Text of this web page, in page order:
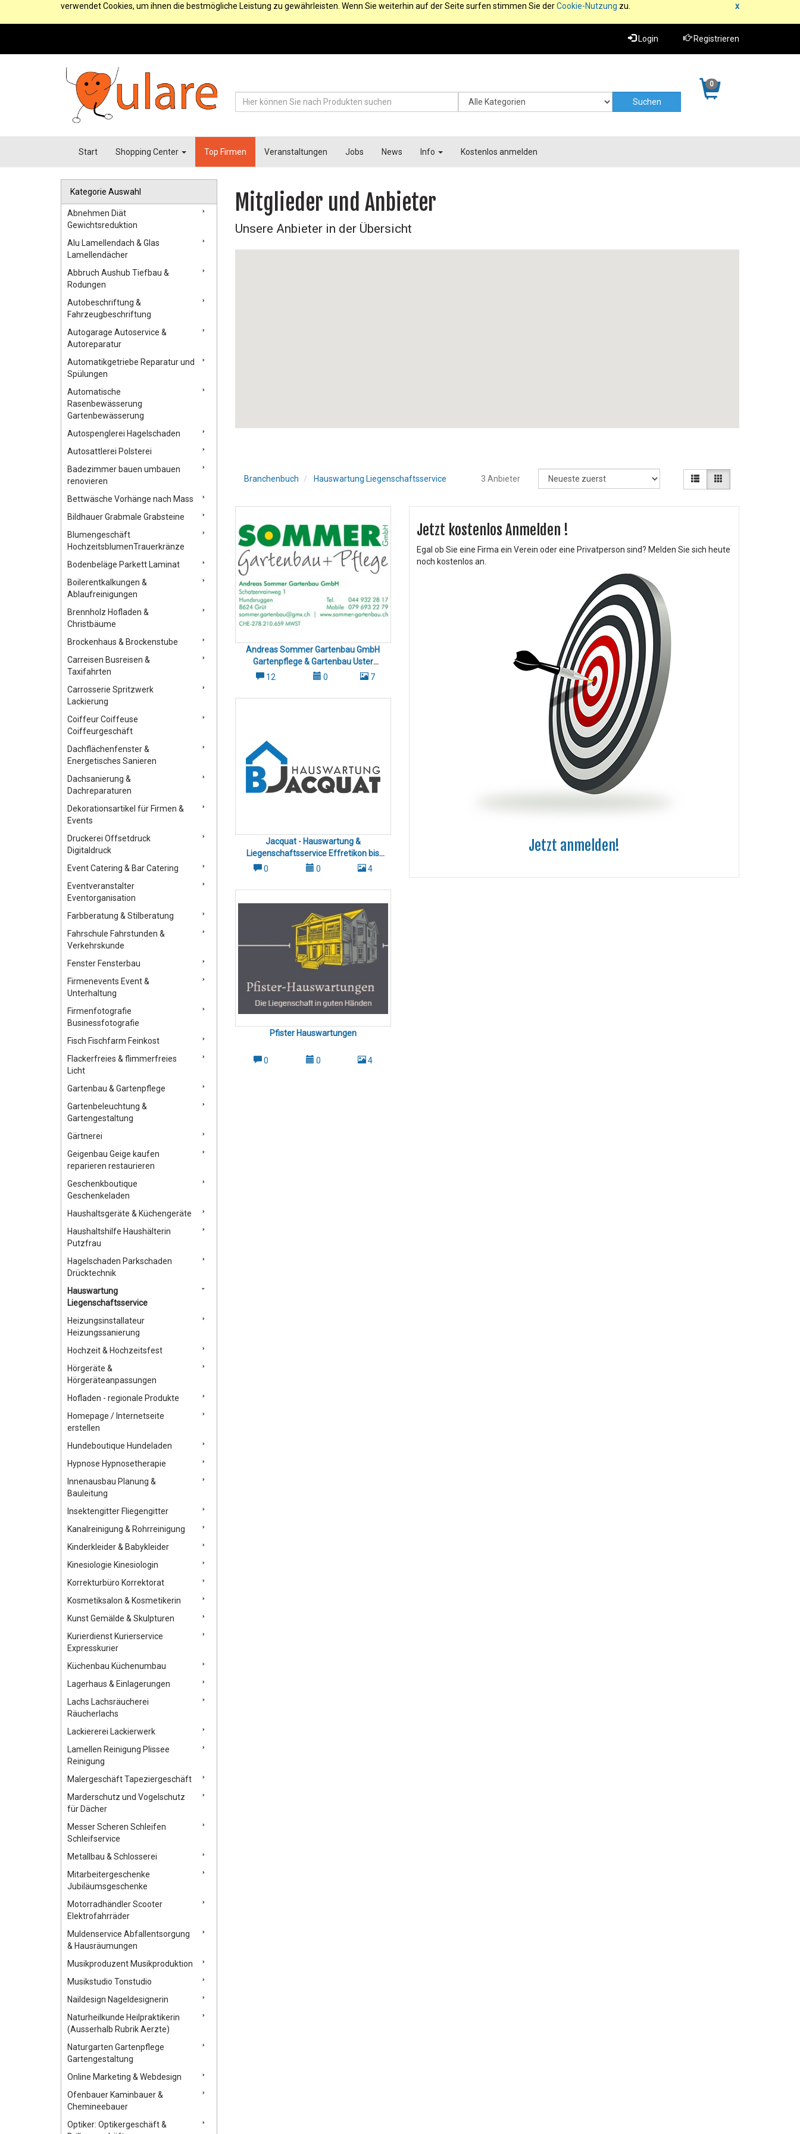
x
verwendet Cookies, um ihnen die bestmögliche Leistung zu gewährleisten. Wenn Sie weiterhin auf der Seite surfen stimmen Sie derCookie-Nutzung zu.
Login Registrieren
0
Start Shopping Center Top Firmen Veranstaltungen Jobs News Info Kostenlos anmelden
Mitglieder und Anbieter
Unsere Anbieter in der Übersicht
Branchenbuch Hauswartung Liegenschaftsservice 3 Anbieter
Jetzt kostenlos Anmelden !
Egal ob Sie eine Firma ein Verein oder eine Privatperson sind? Melden Sie sich heute
noch kostenlos an.
Jetzt anmelden!
Andreas Sommer Gartenbau GmbH
Gartenpflege & Gartenbau Uster
Wetzikon Gossau
12 0 7
Jacquat - Hauswartung &
Liegenschaftsservice Effretikon bis
Zürichsee und Mönchaltorf bis
0 0 4
Pfister Hauswartungen
0 0 4
Kategorie Auswahl
Abnehmen Diät
Gewichtsreduktion
Alu Lamellendach & Glas
Lamellendächer
Abbruch Aushub Tiefbau &
Rodungen
Autobeschriftung &
Fahrzeugbeschriftung
Autogarage Autoservice &
Autoreparatur
Automatikgetriebe Reparatur und
Spülungen
Automatische
Rasenbewässerung
Gartenbewässerung
Autospenglerei Hagelschaden
Autosattlerei Polsterei
Badezimmer bauen umbauen
renovieren
Bettwäsche Vorhänge nach Mass
Bildhauer Grabmale Grabsteine
Blumengeschäft
HochzeitsblumenTrauerkränze
Bodenbeläge Parkett Laminat
Boilerentkalkungen &
Ablaufreinigungen
Brennholz Hofladen &
Christbäume
Brockenhaus & Brockenstube
Carreisen Busreisen &
Taxifahrten
Carrosserie Spritzwerk
Lackierung
Coiffeur Coiffeuse
Coiffeurgeschäft
Dachflächenfenster &
Energetisches Sanieren
Dachsanierung &
Dachreparaturen
Dekorationsartikel für Firmen &
Events
Druckerei Offsetdruck
Digitaldruck
Event Catering & Bar Catering
Eventveranstalter
Eventorganisation
Farbberatung & Stilberatung
Fahrschule Fahrstunden &
Verkehrskunde
Fenster Fensterbau
Firmenevents Event &
Unterhaltung
Firmenfotografie
Businessfotografie
Fisch Fischfarm Feinkost
Flackerfreies & flimmerfreies
Licht
Gartenbau & Gartenpflege
Gartenbeleuchtung &
Gartengestaltung
Gärtnerei
Geigenbau Geige kaufen
reparieren restaurieren
Geschenkboutique
Geschenkeladen
Haushaltsgeräte & Küchengeräte
Haushaltshilfe Haushälterin
Putzfrau
Hagelschaden Parkschaden
Drücktechnik
Hauswartung
Liegenschaftsservice
Heizungsinstallateur
Heizungssanierung
Hochzeit & Hochzeitsfest
Hörgeräte &
Hörgeräteanpassungen
Hofladen - regionale Produkte
Homepage / Internetseite
erstellen
Hundeboutique Hundeladen
Hypnose Hypnosetherapie
Innenausbau Planung &
Bauleitung
Insektengitter Fliegengitter
Kanalreinigung & Rohrreinigung
Kinderkleider & Babykleider
Kinesiologie Kinesiologin
Korrekturbüro Korrektorat
Kosmetiksalon & Kosmetikerin
Kunst Gemälde & Skulpturen
Kurierdienst Kurierservice
Expresskurier
Küchenbau Küchenumbau
Lagerhaus & Einlagerungen
Lachs Lachsräucherei
Räucherlachs
Lackiererei Lackierwerk
Lamellen Reinigung Plissee
Reinigung
Malergeschäft Tapeziergeschäft
Marderschutz und Vogelschutz
für Dächer
Messer Scheren Schleifen
Schleifservice
Metallbau & Schlosserei
Mitarbeitergeschenke
Jubiläumsgeschenke
Motorradhändler Scooter
Elektrofahrräder
Muldenservice Abfallentsorgung
& Hausräumungen
Musikproduzent Musikproduktion
Musikstudio Tonstudio
Naildesign Nageldesignerin
Naturheilkunde Heilpraktikerin
(Ausserhalb Rubrik Aerzte)
Naturgarten Gartenpflege
Gartengestaltung
Online Marketing & Webdesign
Ofenbauer Kaminbauer &
Chemineebauer
Optiker: Optikergeschäft &